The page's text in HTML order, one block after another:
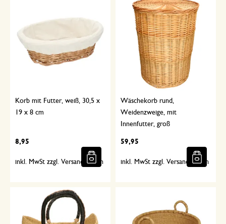
Korb mit Futter, weiß, 30,5 x
19 x 8 cm
8,95
inkl. MwSt zzgl. Versandkosten
Wäschekorb rund,
Weidenzweige, mit
Innenfutter, groß
59,95
inkl. MwSt zzgl. Versandkosten